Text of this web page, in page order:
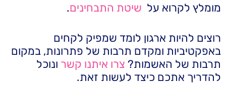
מומלץ לקרוא על שיטת התבחינים.
רוצים להיות ארגון לומד שמפיק לקחים
באפקטיביות ומקדם תרבות של פתרונות, במקום
תרבות של האשמות? צרו איתנו קשר ונוכל
להדריך אתכם כיצד לעשות זאת.